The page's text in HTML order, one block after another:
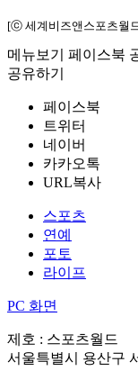
[ⓒ 세계비즈앤스포츠월
메뉴보기 페이스북
공유하기
페이스북
트위터
네이버
카카오톡
URL복사
스포츠
연예
포토
라이프
PC 화면
제호 : 스포츠월드
서울특별시 용산구